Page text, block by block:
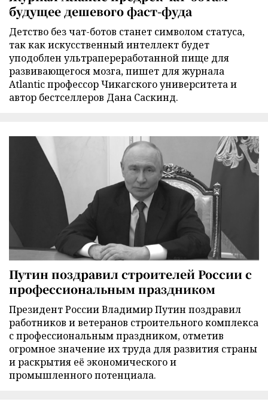
будущее дешевого фаст-фуда
Детство без чат-ботов станет символом статуса,
так как искусственный интеллект будет
уподоблен ультрапереработанной пище для
развивающегося мозга, пишет для журнала
Atlantic профессор Чикагского университета и
автор бестселлеров Дана Саскинд.
Путин поздравил строителей России с
профессиональным праздником
Президент России Владимир Путин поздравил
работников и ветеранов строительного комплекса
с профессиональным праздником, отметив
огромное значение их труда для развития страны
и раскрытия её экономического и
промышленного потенциала.